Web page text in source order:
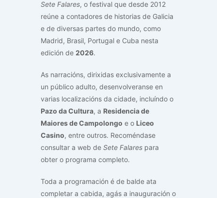
Sete Falares, o festival que desde 2012
reúne a contadores de historias de Galicia
e de diversas partes do mundo, como
Madrid, Brasil, Portugal e Cuba nesta
edición de 2026.
As narracións, dirixidas exclusivamente a
un público adulto, desenvolveranse en
varias localizacións da cidade, incluíndo o
Pazo da Cultura, a Residencia de
Maiores de Campolongo e o Liceo
Casino, entre outros. Recoméndase
consultar a web de Sete Falares para
obter o programa completo.
Toda a programación é de balde ata
completar a cabida, agás a inauguración o